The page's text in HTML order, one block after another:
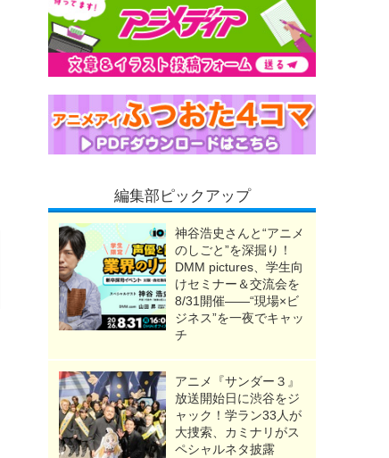
編集部ピックアップ
神谷浩史さんと“アニメ
のしごと”を深掘り！
DMM pictures、学生向
けセミナー＆交流会を
8/31開催――“現場×ビ
ジネス”を一夜でキャッ
チ
アニメ『サンダー３』
放送開始日に渋谷をジ
ャック！学ラン33人が
大捜索、カミナリがス
ペシャルネタ披露